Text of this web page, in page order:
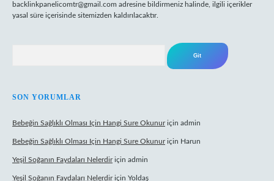
backlinkpanelicomtr@gmail.com adresine bildirmeniz halinde, ilgili içerikler
yasal süre içerisinde sitemizden kaldırılacaktır.
SON YORUMLAR
Bebeğin Sağlıklı Olması Için Hangi Sure Okunuriçin admin
Bebeğin Sağlıklı Olması Için Hangi Sure Okunuriçin Harun
Yeşil Soğanın Faydaları Nelerdiriçin admin
Yeşil Soğanın Faydaları Nelerdiriçin Yoldaş